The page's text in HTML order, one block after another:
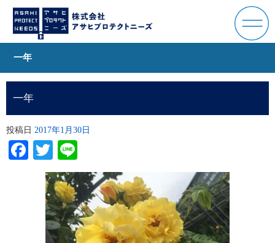
一年
一年
投稿日 2017年1月30日
Facebook
Twitter